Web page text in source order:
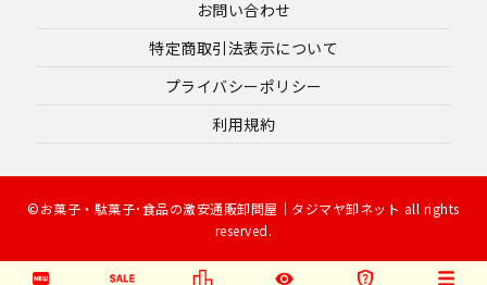
お問い合わせ
特定商取引法表示について
プライバシーポリシー
利用規約
©お菓子・駄菓子･食品の激安通販卸問屋｜タジマヤ卸ネット all rights
reserved.